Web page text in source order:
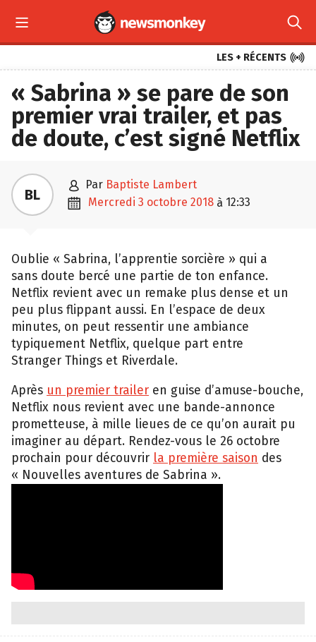
 
LES + RÉCENTS 
« Sabrina » se pare de son
premier vrai trailer, et pas
de doute, c’est signé Netflix
BL  par Baptiste Lambert
 mercredi 3 octobre 2018 à 12:33
Oublie « Sabrina, l’apprentie sorcière » qui a
sans doute bercé une partie de ton enfance.
Netflix revient avec un remake plus dense et un
peu plus flippant aussi. En l’espace de deux
minutes, on peut ressentir une ambiance
typiquement Netflix, quelque part entre
Stranger Things et Riverdale.
Après un premier trailer en guise d’amuse-bouche,
Netflix nous revient avec une bande-annonce
prometteuse, à mille lieues de ce qu’on aurait pu
imaginer au départ. Rendez-vous le 26 octobre
prochain pour découvrir la première saison des
« Nouvelles aventures de Sabrina ».